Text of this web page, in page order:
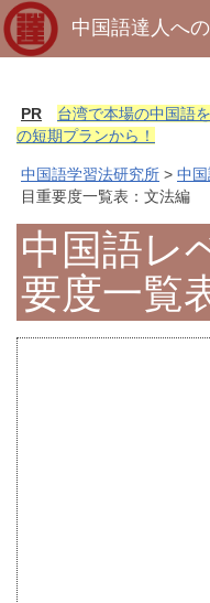
中国語達人へ
PR
台湾で本場の中国語
の短期プランから！
中国語学習法研究所 > 中
目重要度一覧表：文法編
中国語レ
要度一覧